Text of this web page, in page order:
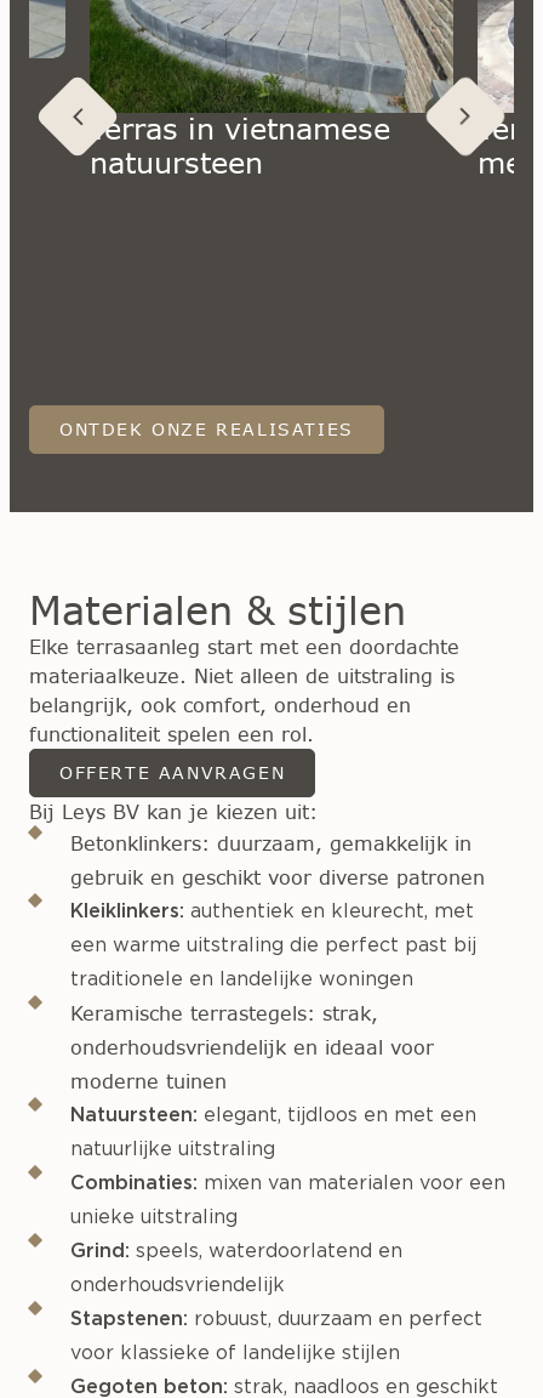
Schiplaken
Terras in vietnamese
natuursteen
met
ONTDEK ONZE REALISATIES
Materialen & stijlen
Elke terrasaanleg start met een doordachte
materiaalkeuze. Niet alleen de uitstraling is
belangrijk, ook comfort, onderhoud en
functionaliteit spelen een rol.
OFFERTE AANVRAGEN
Bij Leys BV kan je kiezen uit:
Betonklinkers: duurzaam, gemakkelijk in
gebruik en geschikt voor diverse patronen
Kleiklinkers: authentiek en kleurecht, met
een warme uitstraling die perfect past bij
traditionele en landelijke woningen
Keramische terrastegels: strak,
onderhoudsvriendelijk en ideaal voor
moderne tuinen
Natuursteen: elegant, tijdloos en met een
natuurlijke uitstraling
Combinaties: mixen van materialen voor een
unieke uitstraling
Grind: speels, waterdoorlatend en
onderhoudsvriendelijk
Stapstenen: robuust, duurzaam en perfect
voor klassieke of landelijke stijlen
Gegoten beton: strak, naadloos en geschikt